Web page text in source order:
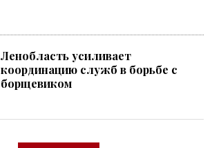
Ленобласть усиливает
координацию служб в борьбе с
борщевиком